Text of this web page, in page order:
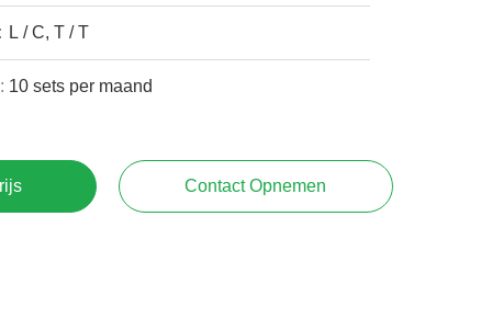
L / C, T / T
10 sets per maand
Contact Opnemen